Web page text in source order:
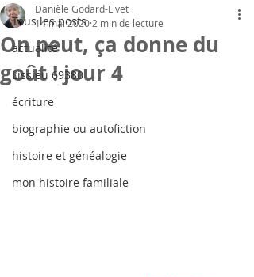
Tous les posts
actualité
Lissieu 69380
écriture
biographie ou autofiction
histoire et généalogie
mon histoire familiale
On peut, ça donne du
goût ! jour 4
Danièle Godard-Livet
14 mai 2020 2 min de lecture